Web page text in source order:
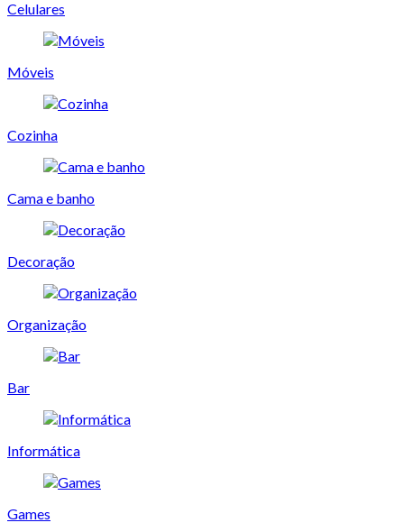
Celulares
Móveis
Cozinha
Cama e banho
Decoração
Organização
Bar
Informática
Games